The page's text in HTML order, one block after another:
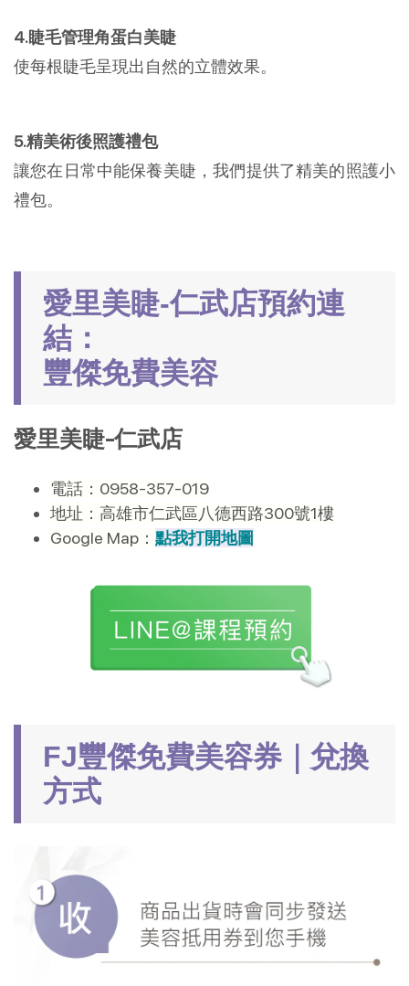
4.睫毛管理角蛋白美睫
使每根睫毛呈現出自然的立體效果。
5.精美術後照護禮包
讓您在日常中能保養美睫，我們提供了精美的照護小
禮包。
愛里美睫-仁武店預約連
結：
豐傑免費美容
愛里美睫-仁武店
電話：0958-357-019
地址：高雄市仁武區八德西路300號1樓
Google Map： 點我打開地圖
FJ豐傑免費美容券｜兌換
方式